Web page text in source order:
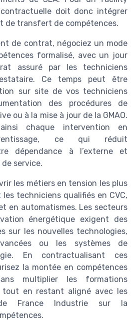
doit donc intégrer
de transfert de compétences.
de contrat, négociez un mode
formalisé, avec un jour
assuré par les techniciens
Ce temps peut être
sur site de vos techniciens
des procédures de
ou à la mise à jour de la GMAO.
chaque intervention en
ce qui réduit
dépendance à l’externe et
service.
les métiers en tension les plus
techniciens qualifiés en CVC,
en automatismes. Les secteurs
énergétique exigent des
sur les nouvelles technologies,
ou les systèmes de
En contractualisant ces
la montée en compétences
multiplier les formations
tout en restant aligné avec les
de France Industrie sur la